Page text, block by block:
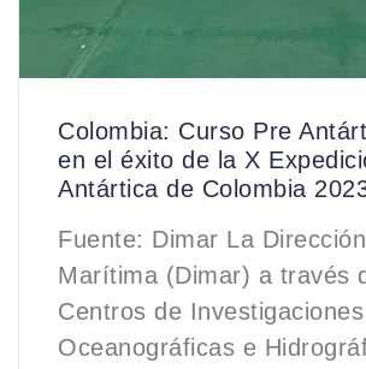
Colombia: Curso Pre
en el éxito de la X
Antártica de Colombia
Fuente: Dimar La
Marítima (Dimar) a través
Centros de Investigaciones
Oceanográficas e